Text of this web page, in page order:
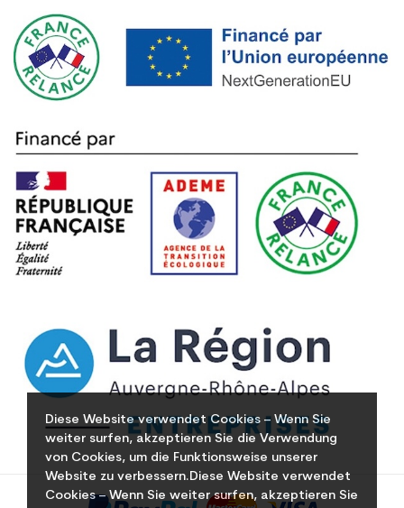
Diese Website verwendet Cookies – Wenn Sie
weiter surfen, akzeptieren Sie die Verwendung
von Cookies, um die Funktionsweise unserer
Website zu verbessern.Diese Website verwendet
Cookies – Wenn Sie weiter surfen, akzeptieren Sie